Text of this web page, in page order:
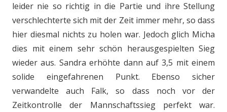
leider nie so richtig in die Partie und ihre Stellung
verschlechterte sich mit der Zeit immer mehr, so dass
hier diesmal nichts zu holen war. Jedoch glich Micha
dies mit einem sehr schön herausgespielten Sieg
wieder aus. Sandra erhöhte dann auf 3,5 mit einem
solide eingefahrenen Punkt. Ebenso sicher
verwandelte auch Falk, so dass noch vor der
Zeitkontrolle der Mannschaftssieg perfekt war.